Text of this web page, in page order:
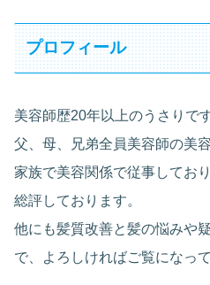
プロフィール
美容師歴20年以上のうさりです
父、母、兄弟全員美容師の美
家族で美容関係で従事してお
総評しております。
他にも髪質改善と髪の悩みや
で、よろしければご覧になっ